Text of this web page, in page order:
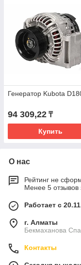
Генератор Kubota
94 309,22 ₸
Купить
О нас
Рейтинг не
Менее 5 отзывов
Работает с
г. Алматы
Бекмаханова
Контакты